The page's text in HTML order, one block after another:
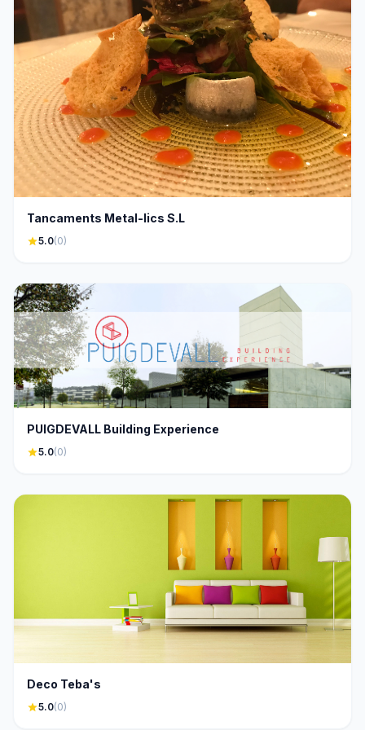
Tancaments Metal-lics S.L
star5.0(0)
PUIGDEVALL Building Experience
star5.0(0)
Deco Teba's
star5.0(0)